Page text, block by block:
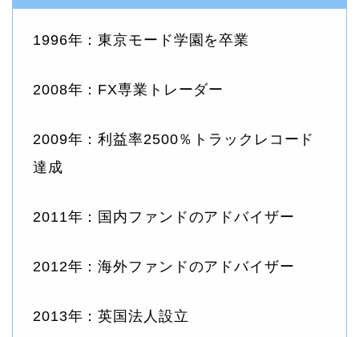
1996年：東京モード学園を卒業
2008年：FX専業トレーダー
2009年：利益率2500％トラックレコード
達成
2011年：国内ファンドのアドバイザー
2012年：海外ファンドのアドバイザー
2013年：英国法人設立